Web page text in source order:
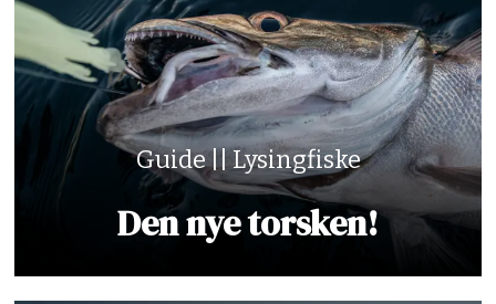
Guide || Lysingfiske
Den nye torsken!